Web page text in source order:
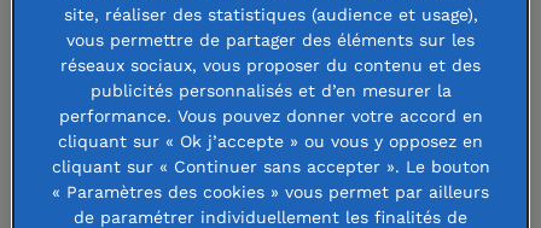
mémoire de ces expériences non
concluantes serait une source de
progrès pour la communauté
scientifique. Et c’est le combat de
Gilmary Gallon. Explications.
site, réaliser des statistiques (audience et usage),
vous permettre de partager des éléments sur les
réseaux sociaux, vous proposer du contenu et des
publicités personnalisés et d’en mesurer la
performance. Vous pouvez donner votre accord en
cliquant sur « Ok j’accepte » ou vous y opposez en
cliquant sur « Continuer sans accepter ». Le bouton
« Paramètres des cookies » vous permet par ailleurs
de paramétrer individuellement les finalités de